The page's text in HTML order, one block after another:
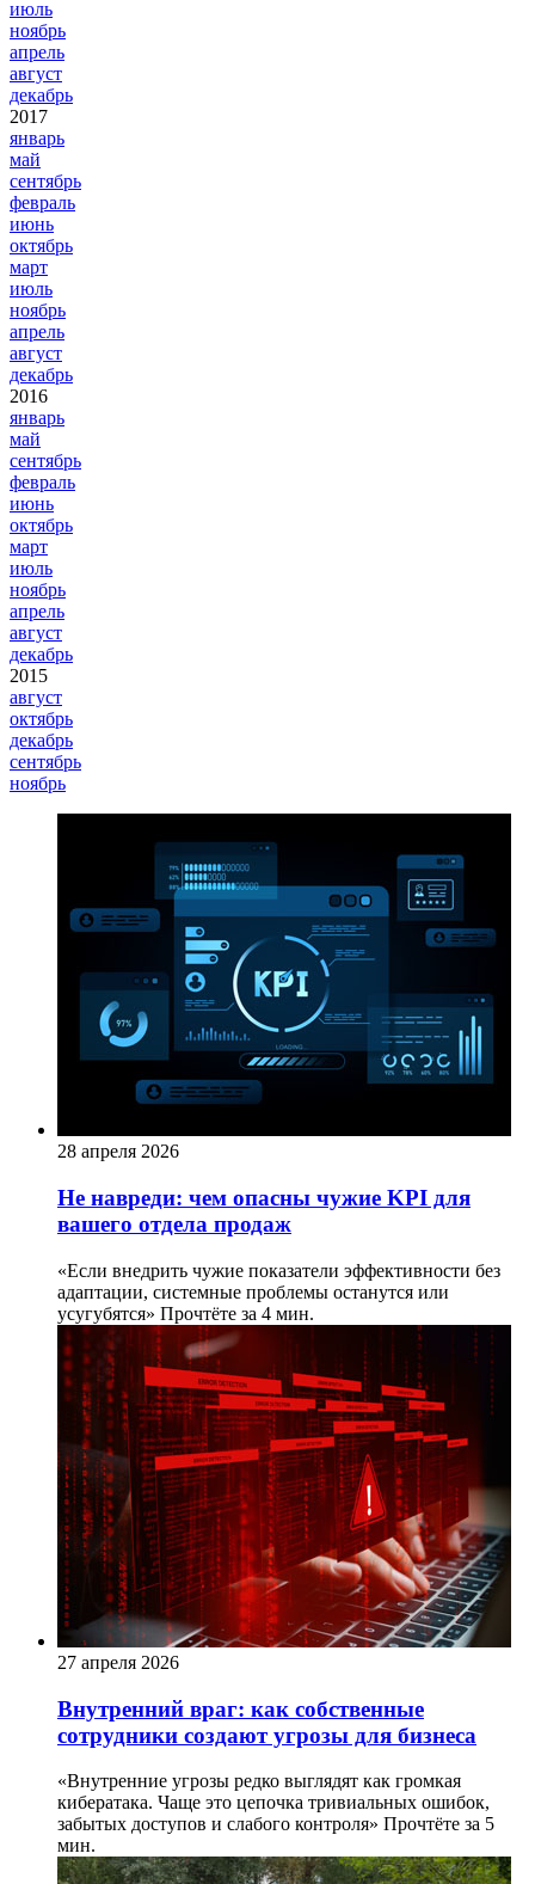
июль
ноябрь
апрель
август
декабрь
2017
январь
май
сентябрь
февраль
июнь
октябрь
март
июль
ноябрь
апрель
август
декабрь
2016
январь
май
сентябрь
февраль
июнь
октябрь
март
июль
ноябрь
апрель
август
декабрь
2015
август
октябрь
декабрь
сентябрь
ноябрь
28 апреля 2026
Не навреди: чем опасны чужие KPI для
вашего отдела продаж
«Если внедрить чужие показатели эффективности без
адаптации, системные проблемы останутся или
усугубятся» Прочтёте за 4 мин.
27 апреля 2026
Внутренний враг: как собственные
сотрудники создают угрозы для бизнеса
«Внутренние угрозы редко выглядят как громкая
кибератака. Чаще это цепочка тривиальных ошибок,
забытых доступов и слабого контроля» Прочтёте за 5
мин.